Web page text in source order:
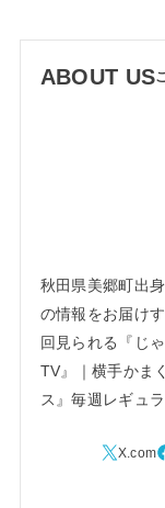
ABOUT US
秋田県美郷町出
の情報をお届け
回見られる『じ
TV』｜横手かま
ス』毎週レギュ